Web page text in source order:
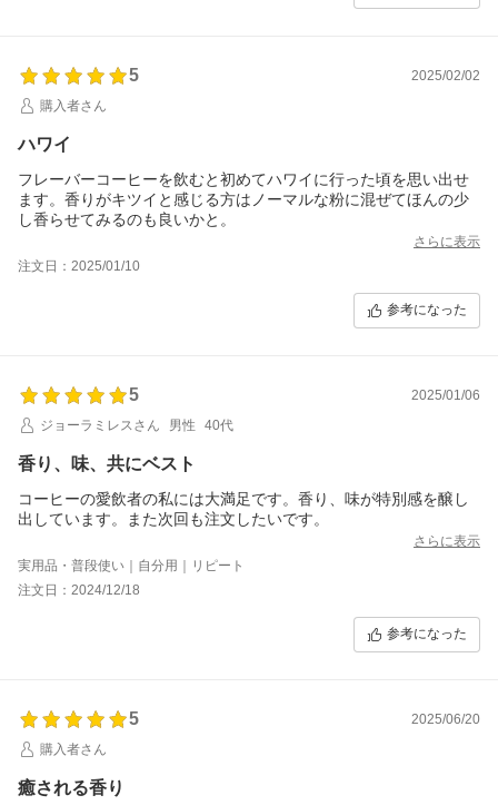
5
2025/02/02
購入者さん
ハワイ
フレーバーコーヒーを飲むと初めてハワイに行った頃を思い出せ
ます。香りがキツイと感じる方はノーマルな粉に混ぜてほんの少
し香らせてみるのも良いかと。
さらに表示
注文日：2025/01/10
参考になった
5
2025/01/06
ジョーラミレスさん
男性 40代
香り、味、共にベスト
コーヒーの愛飲者の私には大満足です。香り、味が特別感を醸し
出しています。また次回も注文したいです。
さらに表示
実用品・普段使い｜自分用｜リピート
注文日：2024/12/18
参考になった
5
2025/06/20
購入者さん
癒される香り